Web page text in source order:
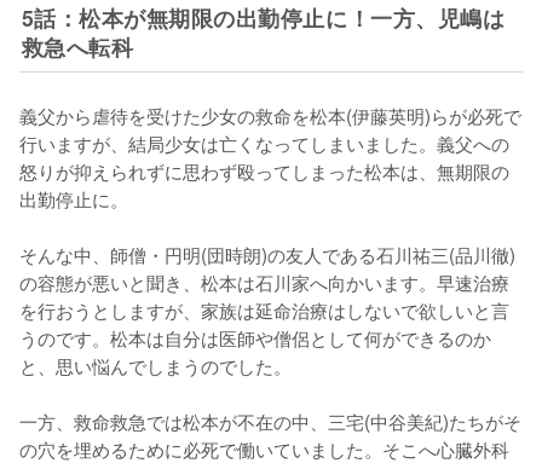
5話：松本が無期限の出勤停止に！一方、児嶋は
救急へ転科
義父から虐待を受けた少女の救命を松本(伊藤英明)らが必死で
行いますが、結局少女は亡くなってしまいました。義父への
怒りが抑えられずに思わず殴ってしまった松本は、無期限の
出勤停止に。
そんな中、師僧・円明(団時朗)の友人である石川祐三(品川徹)
の容態が悪いと聞き、松本は石川家へ向かいます。早速治療
を行おうとしますが、家族は延命治療はしないで欲しいと言
うのです。松本は自分は医師や僧侶として何ができるのか
と、思い悩んでしまうのでした。
一方、救命救急では松本が不在の中、三宅(中谷美紀)たちがそ
の穴を埋めるために必死で働いていました。そこへ心臓外科